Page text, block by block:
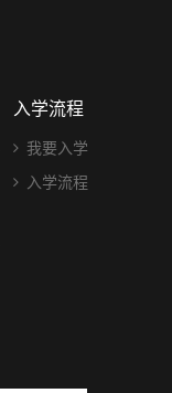
入学流程
我要入学
入学流程